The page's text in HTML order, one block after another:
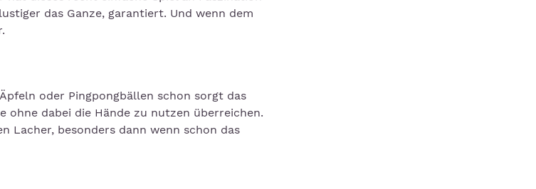
das Ganze, garantiert. Und wenn dem
oder Pingpongbällen schon sorgt das
ohne dabei die Hände zu nutzen überreichen.
Lacher, besonders dann wenn schon das